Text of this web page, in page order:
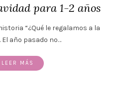
para 1-2 años
“¿Qué le regalamos a la
El año pasado no…
LEER MÁS